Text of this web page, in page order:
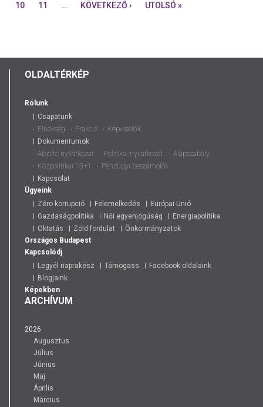
10
11 … KÖVETKEZŐ › UTOLSÓ »
OLDALTÉRKÉP
Rólunk
Csapatunk
Elnökség
Frakció
Képviselők
Dokumentumok
Alapító nyilatkozat
Politikai nyilatkozat
Alapszabály
Közpolitikai 13+1
Pénzügyi beszámolók
Kapcsolat
Ügyeink
Zéro korrupció
Felemelkedés
Európai Unió
Gazdaságpolitika
Női egyenjogúság
Energiapolitika
Oktatás
Zöld fordulat
Önkormányzatok
Országos Budapest
Kapcsolódj
Legyél naprakész
Támogass
Facebook oldalaink
Blogjaink
Képekben
ARCHÍVUM
2026
Augusztus
Július
Június
Máj
Április
Március